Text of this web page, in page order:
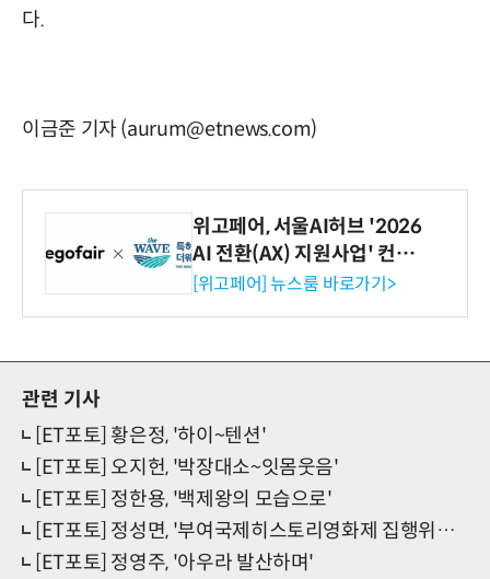
다.
이금준 기자 (aurum@etnews.com)
위고페어, 서울AI허브 '2026
AI 전환(AX) 지원사업' 컨소
시엄 선정
[위고페어] 뉴스룸 바로가기>
관련 기사
[ET포토] 황은정, '하이~텐션'
[ET포토] 오지헌, '박장대소~잇몸웃음'
[ET포토] 정한용, '백제왕의 모습으로'
[ET포토] 정성면, '부여국제히스토리영화제 집행위원장'
[ET포토] 정영주, '아우라 발산하며'